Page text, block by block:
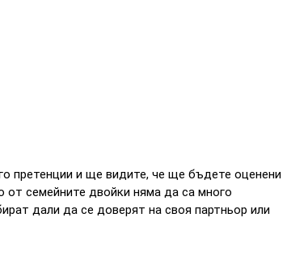
претенции и ще видите, че ще бъдете оценени
от семейните двойки няма да са много
дали да се доверят на своя партньор или